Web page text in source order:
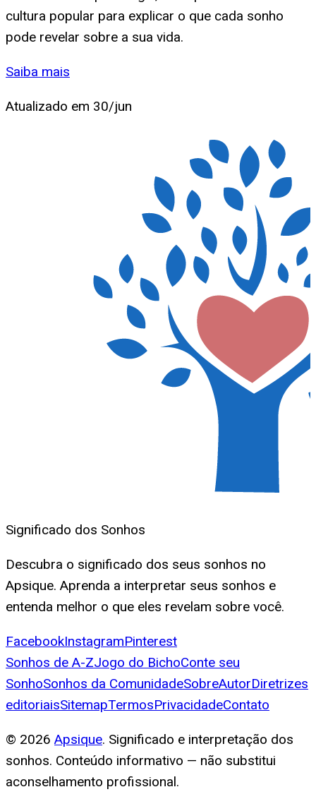
cultura popular para explicar o que cada sonho
pode revelar sobre a sua vida.
Saiba mais
Atualizado em 30/jun
Significado dos Sonhos
Descubra o significado dos seus sonhos no
Apsique. Aprenda a interpretar seus sonhos e
entenda melhor o que eles revelam sobre você.
FacebookInstagramPinterest
Sonhos de A-ZJogo do BichoConte seu
SonhoSonhos da ComunidadeSobreAutorDiretrizes
editoriaisSitemapTermosPrivacidadeContato
© 2026 Apsique. Significado e interpretação dos
sonhos. Conteúdo informativo — não substitui
aconselhamento profissional.